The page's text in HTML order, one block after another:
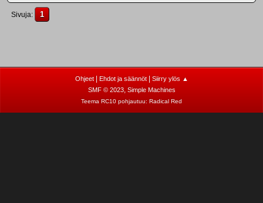
Sivuja 1
Ohjeet| Ehdot ja säännöt|
Siirry ylös ▲
SMF © 2023, Simple Machines
Teema RC10 pohjautuu: Radical Red